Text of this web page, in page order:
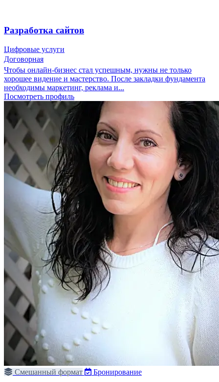
Разработка сайтов
Цифровые услуги
Договорная
Чтобы онлайн-бизнес стал успешным, нужны не только
хорошее видение и мастерство. После закладки фундамента
необходимы маркетинг, реклама и...
Посмотреть профиль
Смешанный формат Бронирование